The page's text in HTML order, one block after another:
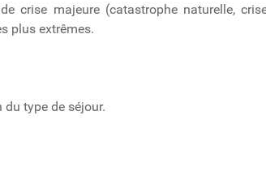
crise majeure (catastrophe naturelle,
plus extrêmes.
type de séjour.